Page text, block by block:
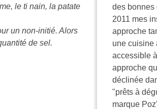
le ti nain, la patate
un non-initié. Alors
de sel.
des bonnes
2011 mes
approche
une cuisine
accessible
approche
déclinée
"prêts à
marque